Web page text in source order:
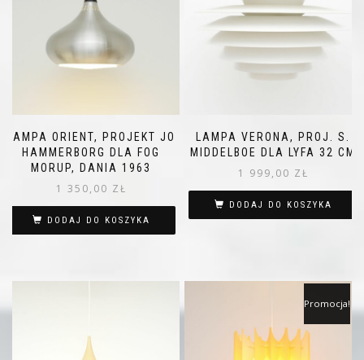
LAMPA ORIENT, PROJEKT JO
HAMMERBORG DLA FOG
MORUP, DANIA 1963
1 350,00 ZŁ
DODAJ DO KOSZYKA
LAMPA VERONA, PROJ. S.
MIDDELBOE DLA LYFA 32 CM
1 999,00 ZŁ
DODAJ DO KOSZYKA
Promocja!